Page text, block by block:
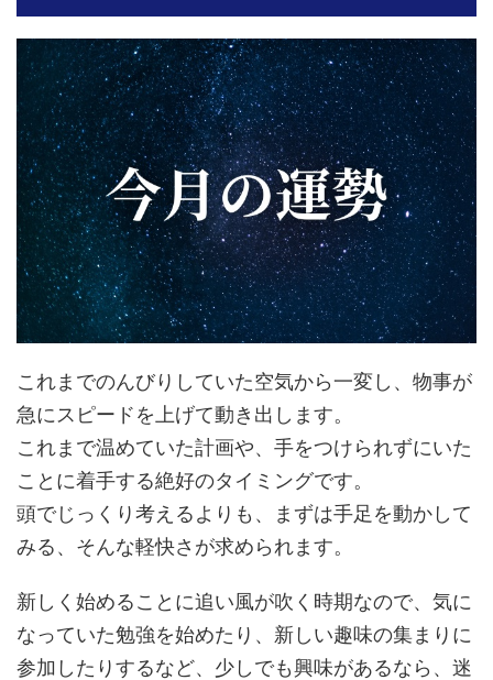
これまでのんびりしていた空気から一変し、物事が
急にスピードを上げて動き出します。
これまで温めていた計画や、手をつけられずにいた
ことに着手する絶好のタイミングです。
頭でじっくり考えるよりも、まずは手足を動かして
みる、そんな軽快さが求められます。
新しく始めることに追い風が吹く時期なので、気に
なっていた勉強を始めたり、新しい趣味の集まりに
参加したりするなど、少しでも興味があるなら、迷